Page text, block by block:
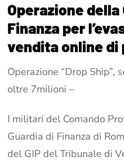
Operazione della
Finanza per
vendita online di
Operazione “Drop Ship”,
oltre 7milioni –
I militari del Comando
Guardia di Finanza di
del GIP del Tribunale di